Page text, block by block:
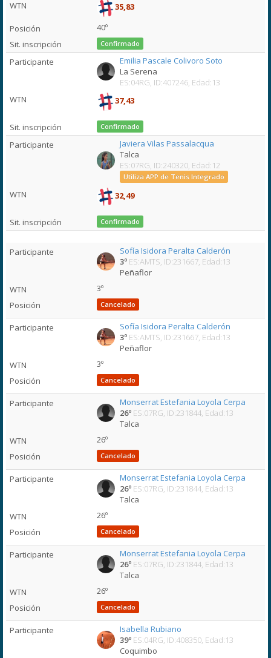
35,83
40º
Confirmado
Emilia Pascale Colivoro Soto
La Serena
ES:04RG, ID:407246, Edad:13
37,43
Confirmado
Javiera Vilas Passalacqua
Talca
ES:07RG, ID:240320, Edad:12
Utiliza APP de Tenis Integrado
32,49
Confirmado
Sofía Isidora Peralta Calderón
3º ES:AMTS, ID:231667, Edad:13
Peñaflor
3º
Cancelado
Sofía Isidora Peralta Calderón
3º ES:AMTS, ID:231667, Edad:13
Peñaflor
3º
Cancelado
Monserrat Estefania Loyola Cerpa
26º ES:07RG, ID:231844, Edad:13
Talca
26º
Cancelado
Monserrat Estefania Loyola Cerpa
26º ES:07RG, ID:231844, Edad:13
Talca
26º
Cancelado
Monserrat Estefania Loyola Cerpa
26º ES:07RG, ID:231844, Edad:13
Talca
26º
Cancelado
Isabella Rubiano
39º ES:04RG, ID:408350, Edad:13
Coquimbo